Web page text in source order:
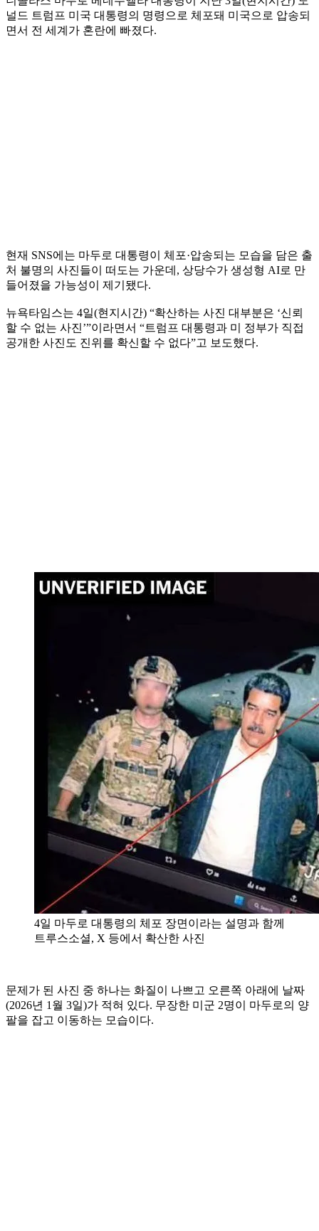
널드 트럼프 미국 대통령의 명령으로 체포돼 미국으로 압송되
면서 전 세계가 혼란에 빠졌다.
현재 SNS에는 마두로 대통령이 체포·압송되는 모습을 담은 출
처 불명의 사진들이 떠도는 가운데, 상당수가 생성형 AI로 만
들어졌을 가능성이 제기됐다.
뉴욕타임스는 4일(현지시간) “확산하는 사진 대부분은 ‘신뢰
할 수 없는 사진’”이라면서 “트럼프 대통령과 미 정부가 직접
공개한 사진도 진위를 확신할 수 없다”고 보도했다.
4일 마두로 대통령의 체포 장면이라는 설명과 함께
트루스소셜, X 등에서 확산한 사진
문제가 된 사진 중 하나는 화질이 나쁘고 오른쪽 아래에 날짜
(2026년 1월 3일)가 적혀 있다. 무장한 미군 2명이 마두로의 양
팔을 잡고 이동하는 모습이다.